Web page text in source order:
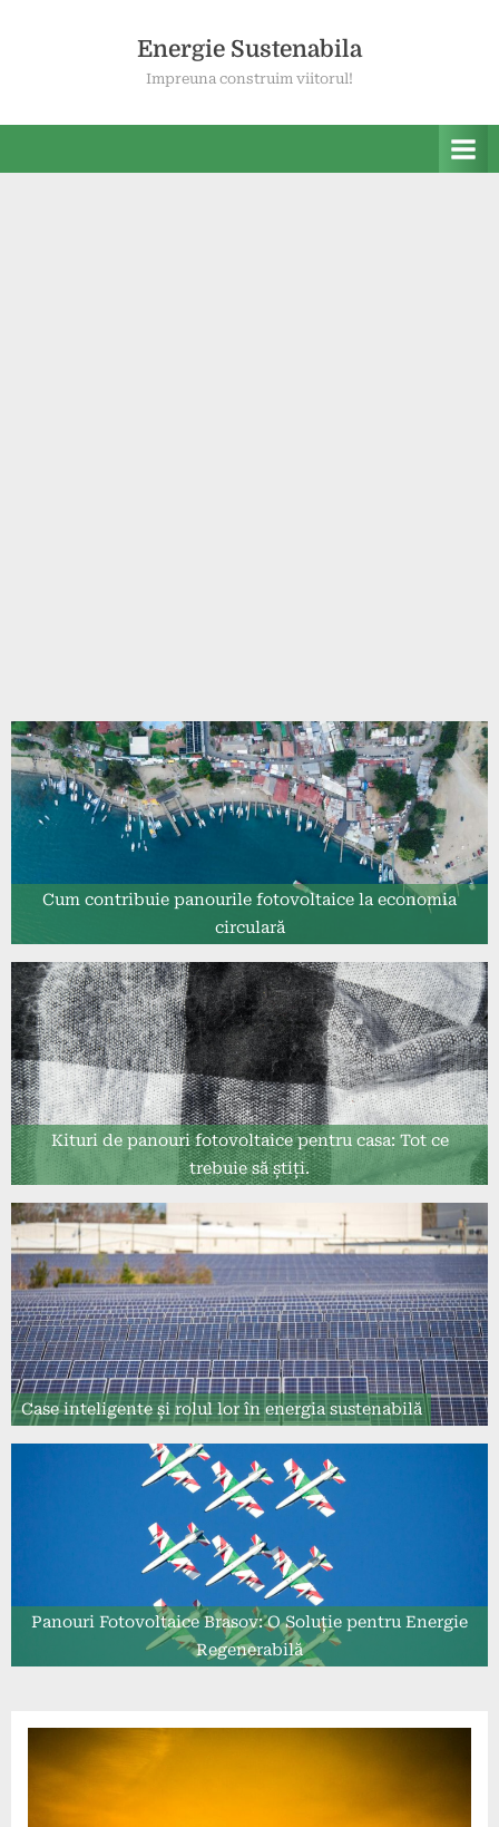
Energie Sustenabila
Impreuna construim viitorul!
Cum contribuie panourile fotovoltaice la economia
circulară
Kituri de panouri fotovoltaice pentru casa: Tot ce
trebuie să știți.
Case inteligente și rolul lor în energia sustenabilă
Panouri Fotovoltaice Brasov: O Soluție pentru Energie
Regenerabilă